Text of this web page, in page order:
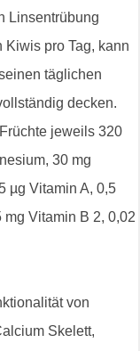
Linsentrübung
Kiwis pro Tag, kann
täglichen
decken.
jeweils 320
30 mg
µg Vitamin A, 0,5
Vitamin B 2, 0,02
von
Skelett,